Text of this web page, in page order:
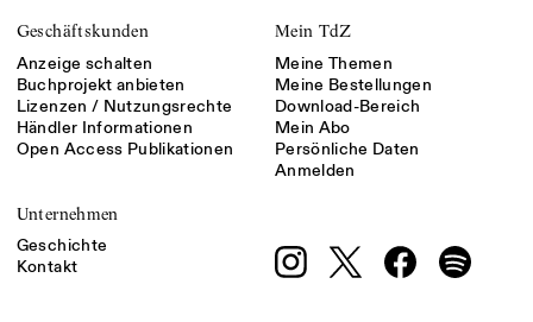
Geschäftskunden
Anzeige schalten
Buchprojekt anbieten
Lizenzen / Nutzungsrechte
Händler Informationen
Open Access Publikationen
Mein TdZ
Meine Themen
Meine Bestellungen
Download-Bereich
Mein Abo
Persönliche Daten
Anmelden
Unternehmen
Geschichte
Kontakt